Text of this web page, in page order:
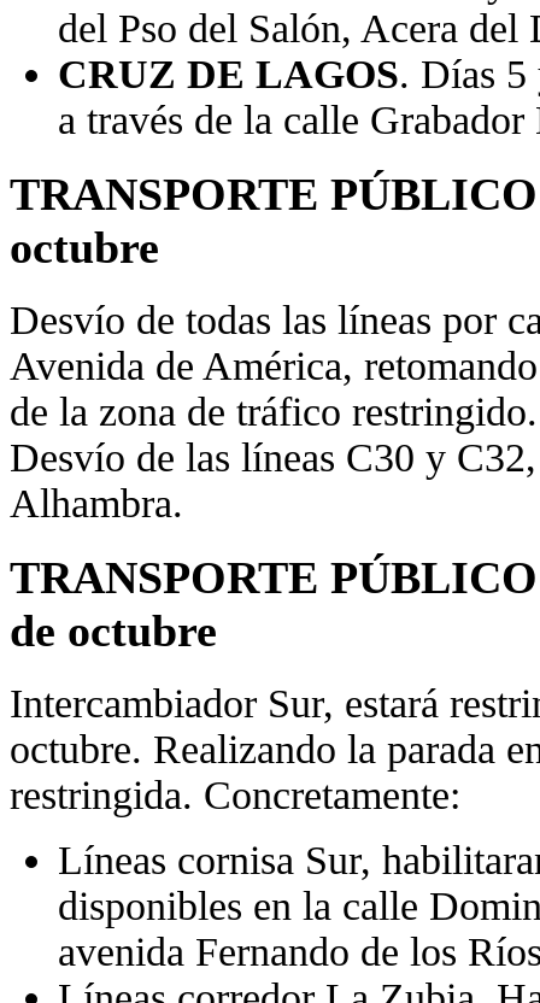
del Pso del Salón, Acera del
CRUZ DE LAGOS. Días 5
a través de la calle
TRANSPORTE
octubre
Desvío de todas las líneas por
Avenida de América,
de la zona de tráfico
Desvío de las líneas C30 y
Alhambra.
TRANSPORTE
de octubre
Intercambiador Sur, estará
octubre. Realizando la parada
restringida. Concretamente:
Líneas cornisa Sur,
disponibles en la calle
avenida Fernando de los